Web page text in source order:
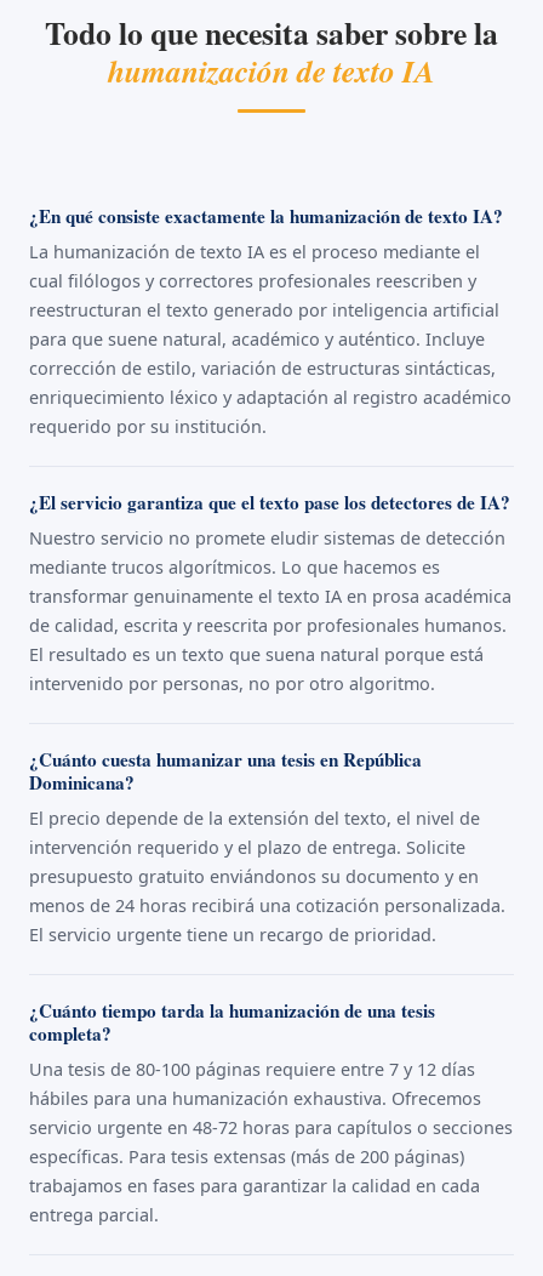
Todo lo que necesita saber sobre la
humanización de texto IA
¿En qué consiste exactamente la humanización de texto IA?
La humanización de texto IA es el proceso mediante el
cual filólogos y correctores profesionales reescriben y
reestructuran el texto generado por inteligencia artificial
para que suene natural, académico y auténtico. Incluye
corrección de estilo, variación de estructuras sintácticas,
enriquecimiento léxico y adaptación al registro académico
requerido por su institución.
¿El servicio garantiza que el texto pase los detectores de IA?
Nuestro servicio no promete eludir sistemas de detección
mediante trucos algorítmicos. Lo que hacemos es
transformar genuinamente el texto IA en prosa académica
de calidad, escrita y reescrita por profesionales humanos.
El resultado es un texto que suena natural porque está
intervenido por personas, no por otro algoritmo.
¿Cuánto cuesta humanizar una tesis en República
Dominicana?
El precio depende de la extensión del texto, el nivel de
intervención requerido y el plazo de entrega. Solicite
presupuesto gratuito enviándonos su documento y en
menos de 24 horas recibirá una cotización personalizada.
El servicio urgente tiene un recargo de prioridad.
¿Cuánto tiempo tarda la humanización de una tesis
completa?
Una tesis de 80-100 páginas requiere entre 7 y 12 días
hábiles para una humanización exhaustiva. Ofrecemos
servicio urgente en 48-72 horas para capítulos o secciones
específicas. Para tesis extensas (más de 200 páginas)
trabajamos en fases para garantizar la calidad en cada
entrega parcial.